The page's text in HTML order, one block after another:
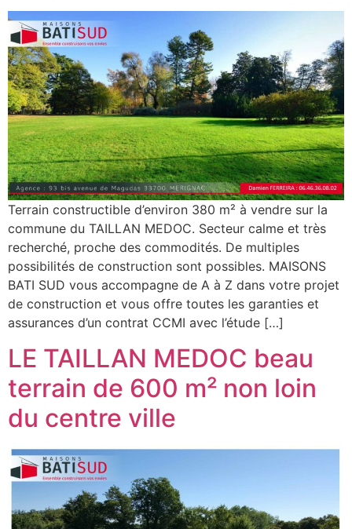
Terrain constructible d’environ 380 m² à vendre sur la
commune du TAILLAN MEDOC. Secteur calme et très
recherché, proche des commodités. De multiples
possibilités de construction sont possibles. MAISONS
BATI SUD vous accompagne de A à Z dans votre projet
de construction et vous offre toutes les garanties et
assurances d’un contrat CCMI avec l’étude […]
LE TAILLAN MEDOC beau
terrain de 600 m² non loin
du centre ville